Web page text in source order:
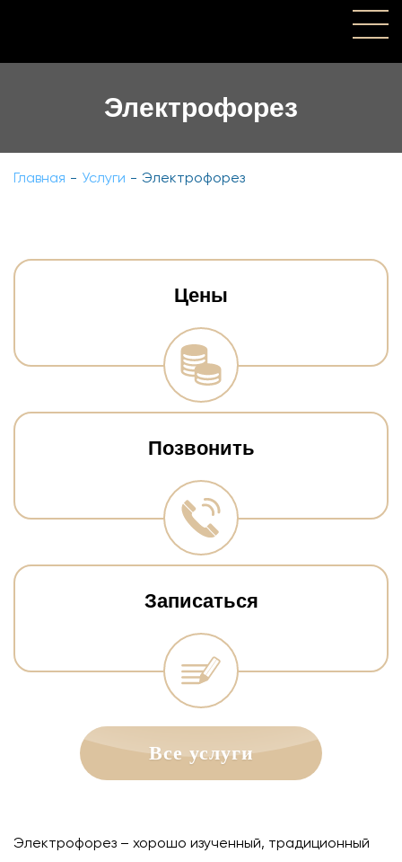
Электрофорез
Главная - Услуги - Электрофорез
Цены
Позвонить
Записаться
Все услуги
Электрофорез – хорошо изученный, традиционный